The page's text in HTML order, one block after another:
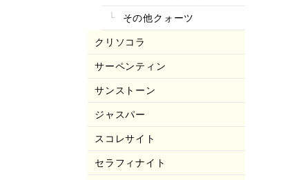
その他クォーツ
クリソコラ
サーペンティン
サンストーン
ジャスパー
スコレサイト
セラフィナイト